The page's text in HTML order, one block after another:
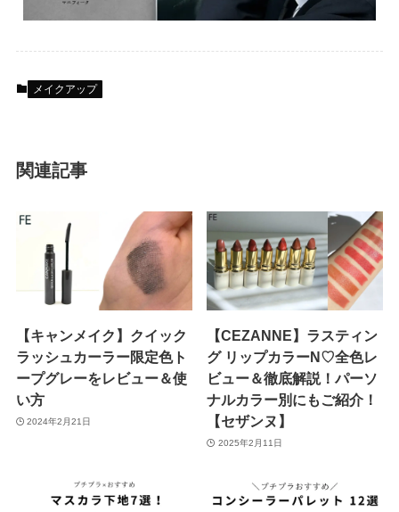
メイクアップ
関連記事
【キャンメイク】クイック
ラッシュカーラー限定色ト
ープグレーをレビュー＆使
い方
2024年2月21日
【CEZANNE】ラスティン
グ リップカラーN♡全色レ
ビュー＆徹底解説！パーソ
ナルカラー別にもご紹介！
【セザンヌ】
2025年2月11日